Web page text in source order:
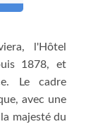
l'Hôtel
1878, et
Le cadre
avec une
majesté du